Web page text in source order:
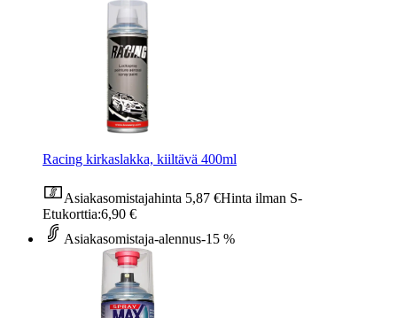
Racing kirkaslakka, kiiltävä 400ml
Asiakasomistajahinta 5,87 €Hinta ilman S-
Etukorttia:6,90 €
Asiakasomistaja-alennus-15 %